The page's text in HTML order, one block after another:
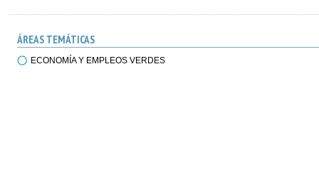
ÁREAS TEMÁTICAS
ECONOMÍA Y EMPLEOS VERDES